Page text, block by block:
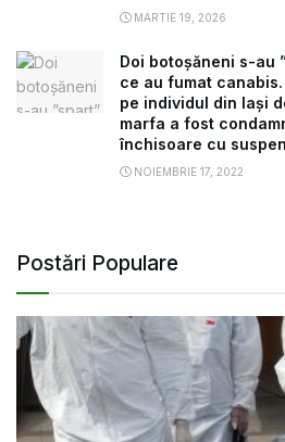
MARTIE 19, 2026
Doi botoșăneni s-au
ce au fumat
pe individul din Iași
marfa a fost
închisoare cu
NOIEMBRIE 17, 2022
Postări Populare